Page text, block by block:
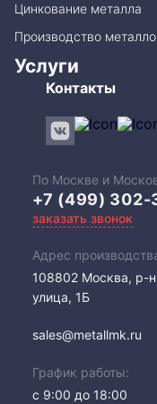
Цинкование металла
Производство
Услуги
Контакты
По Москве и
+7 (499) 302-
заказать звонок
Адрес
108802​ Москва, р-
улица, 1Б
sales@metallmk.ru
График работы:
с 9:00 до 18:00